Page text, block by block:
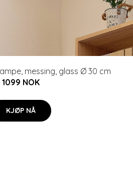
messing, glass Ø 30 cm
1099 NOK
KJØP NÅ